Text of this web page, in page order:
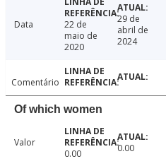
Data
22 de
maio de
2020
29 de
abril de
2024
Comentário
Of which women
Valor
0.00
0.00